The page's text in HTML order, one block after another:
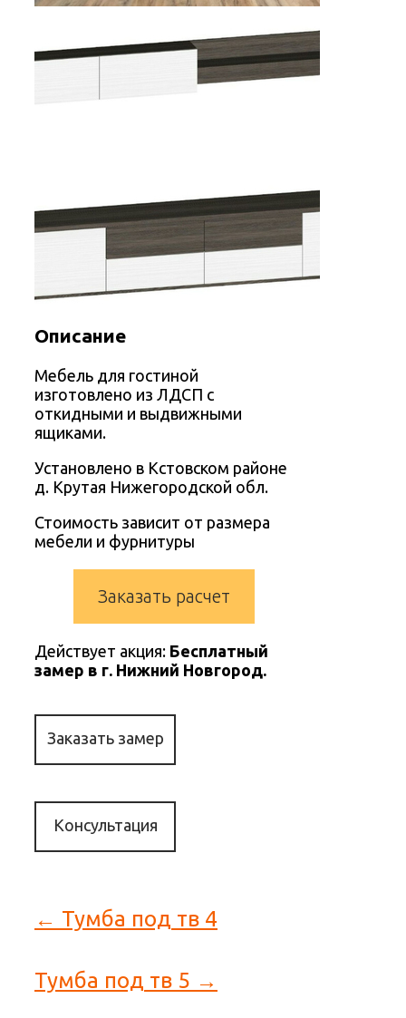
Описание
Мебель для гостиной
изготовлено из ЛДСП с
откидными и выдвижными
ящиками.
Установлено в Кстовском районе
д. Крутая Нижегородской обл.
Стоимость зависит от размера
мебели и фурнитуры
Заказать расчет
Действует акция: Бесплатный
замер в г. Нижний Новгород.
Заказать замер
Консультация
← Тумба под тв 4
Тумба под тв 5 →